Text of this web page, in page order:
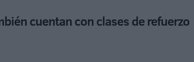
cuentan con clases de refuerzo